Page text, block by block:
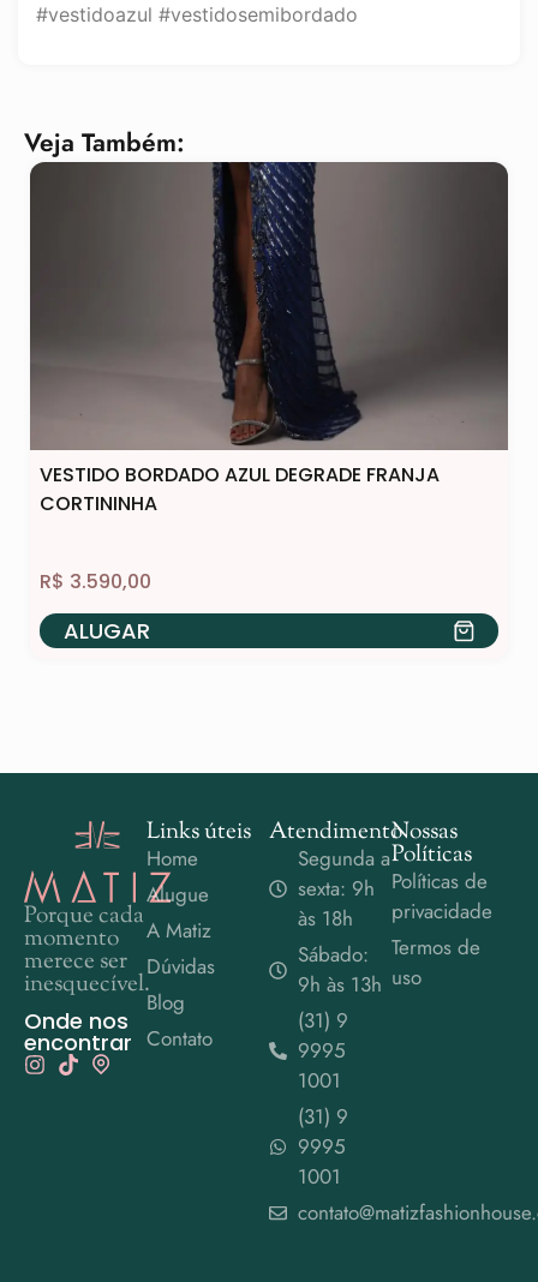
#vestidoazul #vestidosemibordado
Veja Também:
VESTIDO BORDADO AZUL DEGRADE FRANJA
CORTININHA
R$ 3.590,00
ALUGAR
Porque cada
momento
merece ser
inesquecível.
Onde nos
encontrar
Links úteis
Home
Alugue
A Matiz
Dúvidas
Blog
Contato
Atendimento
Segunda a
sexta: 9h
às 18h
Sábado:
9h às 13h
(31) 9
9995
1001
(31) 9
9995
1001
Nossas
Políticas
Políticas de
privacidade
Termos de
uso